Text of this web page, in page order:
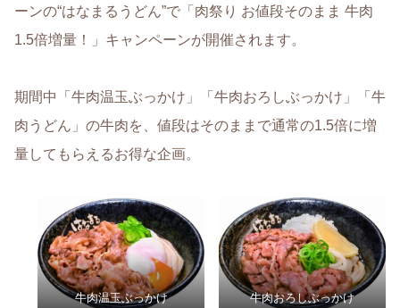
ーンの“はなまるうどん”で「肉祭り お値段そのまま 牛肉
1.5倍増量！」キャンペーンが開催されます。
期間中「牛肉温玉ぶっかけ」「牛肉おろしぶっかけ」「牛
肉うどん」の牛肉を、値段はそのままで通常の1.5倍に増
量してもらえるお得な企画。
牛肉温玉ぶっかけ 牛肉おろしぶっかけ